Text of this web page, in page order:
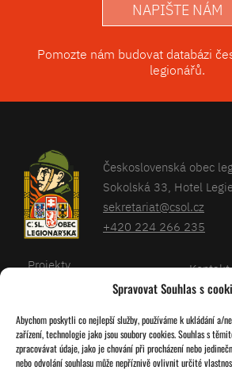
Spravovat Souhlas s
Abychom poskytli co nejlepší služby, používáme k ukládání a/
zařízení, technologie jako jsou soubory cookies. Souhlas s
zpracovávat údaje, jako je chování při procházení nebo
nebo odvolání souhlasu může nepříznivě ovlivnit určité
NAPIŠTE NÁM
Pomozte nám budovat databázi
legionářů.
Československá obec
Sokolská 33, Hotel
sekretariat@csol.cz
+420 224 266 235
Projekty
Kalendář
O nás
Kontakt
Pro
Zásady